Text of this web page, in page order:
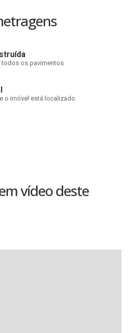
todos os pavimentos
o imóvel está localizado
vídeo deste